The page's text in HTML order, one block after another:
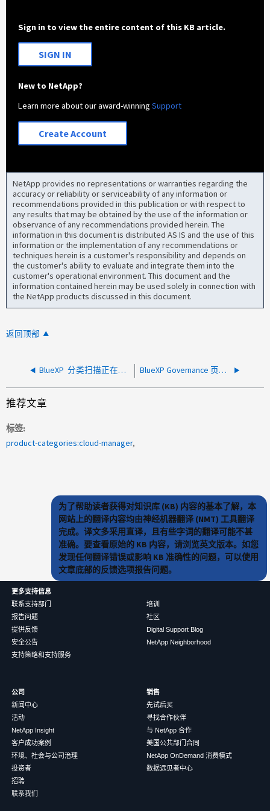
Sign in to view the entire content of this KB article.
SIGN IN
New to NetApp?
Learn more about our award-winningSupport
Create Account
NetApp provides no representations or warranties regarding the
accuracy or reliability or serviceability of any information or
recommendations provided in this publication or with respect to
any results that may be obtained by the use of the information or
observance of any recommendations provided herein. The
information in this document is distributed AS IS and the use of this
information or the implementation of any recommendations or
techniques herein is a customer's responsibility and depends on
the customer's ability to evaluate and integrate them into the
customer's operational environment. This document and the
information contained herein may be used solely in connection with
the NetApp products discussed in this document.
返回顶部
BlueXP 分类扫描正在更改文件上的上次修改日期 BlueXP Governance 页面加载失败，出现错误 Unknown_cc_health_from_api_health_response
推荐文章
标签
product-categories:cloud-manager
为了帮助读者获得对知识库 (KB) 内容的基本了解，本
网站上的翻译内容均由神经机器翻译 (NMT) 工具翻译
完成。译文多采用直译，且有些字词的翻译可能不甚
准确。要查看原始的 KB 内容，请浏览英文版本。如您
发现任何翻译错误或影响 KB 准确性的问题，可以使用
文章底部的反馈选项报告问题。
更多支持信息
联系支持部门
报告问题
提供反馈
安全公告
支持策略和支持服务
培训
社区
Digital Support Blog
NetApp Neighborhood
公司
新闻中心
活动
NetApp Insight
客户成功案例
环境、社会与公司治理
投资者
招聘
联系我们
销售
先试后买
寻找合作伙伴
与 NetApp 合作
美国公共部门合同
NetApp OnDemand 消费模式
数据远见者中心